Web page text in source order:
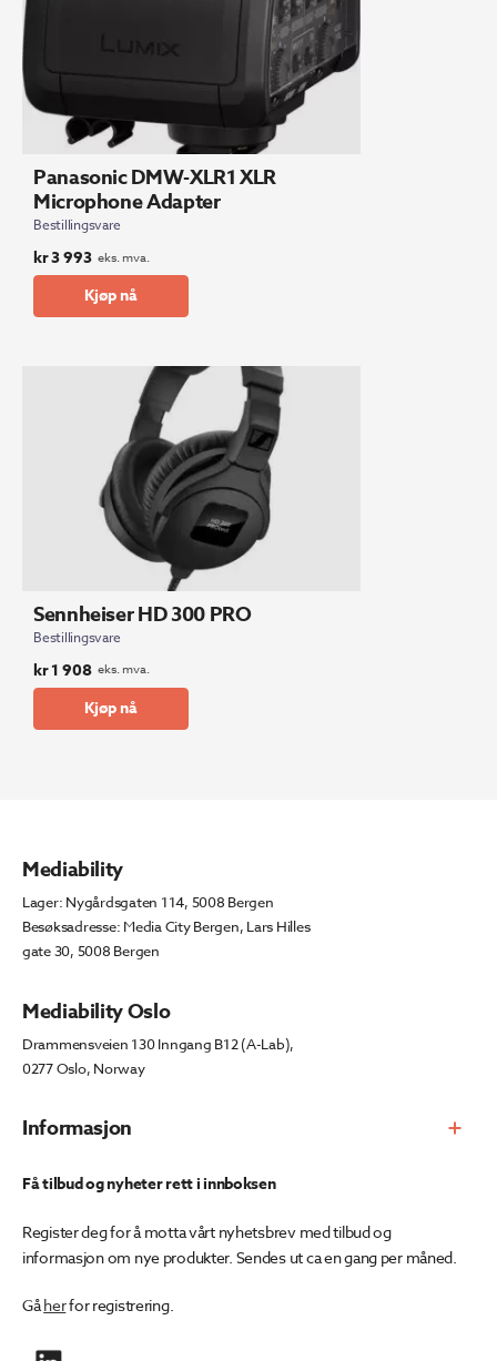
Panasonic DMW-XLR1 XLR
Microphone Adapter
Bestillingsvare
kr3 993 eks. mva.
Kjøp nå
Sennheiser HD 300 PRO
Bestillingsvare
kr1 908 eks. mva.
Kjøp nå
Informasjon
Mediability
Lager: Nygårdsgaten 114, 5008 Bergen
Besøksadresse: Media City Bergen, Lars Hilles
gate 30, 5008 Bergen
Mediability Oslo
Drammensveien 130 Inngang B12 (A-Lab),
0277 Oslo, Norway
Få tilbud og nyheter rett i innboksen
Register deg for å motta vårt nyhetsbrev med tilbud og
informasjon om nye produkter. Sendes ut ca en gang per måned.
Gåherfor registrering.